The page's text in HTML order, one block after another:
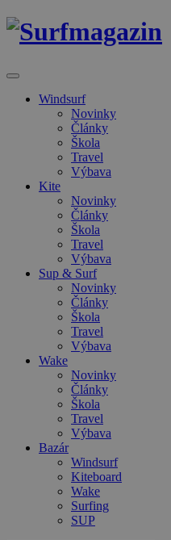
Windsurf
Novinky
Články
Škola
Travel
Výbava
Kite
Novinky
Články
Škola
Travel
Výbava
Sup & Surf
Novinky
Články
Škola
Travel
Výbava
Wake
Novinky
Články
Škola
Travel
Výbava
Bazár
Windsurf
Kiteboard
Wake
Surfing
SUP